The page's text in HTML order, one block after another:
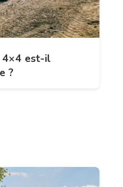
4×4 est-il
?